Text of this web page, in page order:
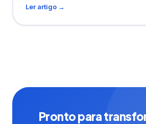
Ler artigo →
Pronto para